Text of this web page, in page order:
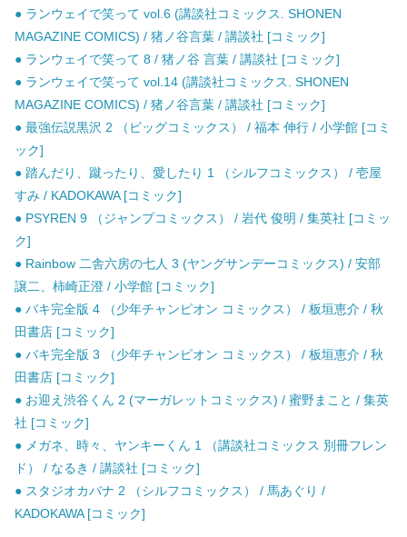
● ランウェイで笑って vol.6 (講談社コミックス. SHONEN
MAGAZINE COMICS) / 猪ノ谷言葉 / 講談社 [コミック]
● ランウェイで笑って 8 / 猪ノ谷 言葉 / 講談社 [コミック]
● ランウェイで笑って vol.14 (講談社コミックス. SHONEN
MAGAZINE COMICS) / 猪ノ谷言葉 / 講談社 [コミック]
● 最強伝説黒沢 2 （ビッグコミックス） / 福本 伸行 / 小学館 [コミ
ック]
● 踏んだり、蹴ったり、愛したり 1 （シルフコミックス） / 壱屋
すみ / KADOKAWA [コミック]
● PSYREN 9 （ジャンプコミックス） / 岩代 俊明 / 集英社 [コミッ
ク]
● Rainbow 二舎六房の七人 3 (ヤングサンデーコミックス) / 安部
譲二、柿崎正澄 / 小学館 [コミック]
● バキ完全版 4 （少年チャンピオン コミックス） / 板垣恵介 / 秋
田書店 [コミック]
● バキ完全版 3 （少年チャンピオン コミックス） / 板垣恵介 / 秋
田書店 [コミック]
● お迎え渋谷くん 2 (マーガレットコミックス) / 蜜野まこと / 集英
社 [コミック]
● メガネ、時々、ヤンキーくん 1 （講談社コミックス 別冊フレン
ド） / なるき / 講談社 [コミック]
● スタジオカバナ 2 （シルフコミックス） / 馬あぐり /
KADOKAWA [コミック]